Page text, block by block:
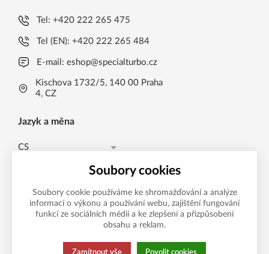
Tel:+420 222 265 475
Tel (EN):+420 222 265 484
E-mail:eshop@specialturbo.cz
Kischova 1732/5, 140 00 Praha
4, CZ
Jazyk a měna
CS
EN
Česká koruna CZK (Kč)
EUR (EUR)
Možnosti platby
Soubory cookies
Soubory cookie používáme ke shromažďování a analýze
informací o výkonu a používání webu, zajištění fungování
funkcí ze sociálních médií a ke zlepšení a přizpůsobení
obsahu a reklam.